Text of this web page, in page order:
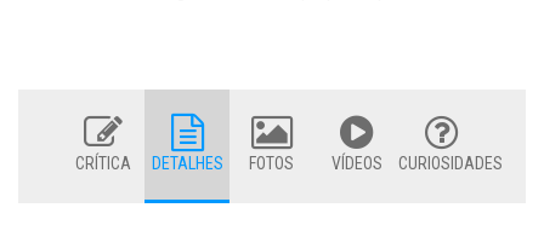
CRÍTICA DETALHES FOTOS VÍDEOS CURIOSIDADES